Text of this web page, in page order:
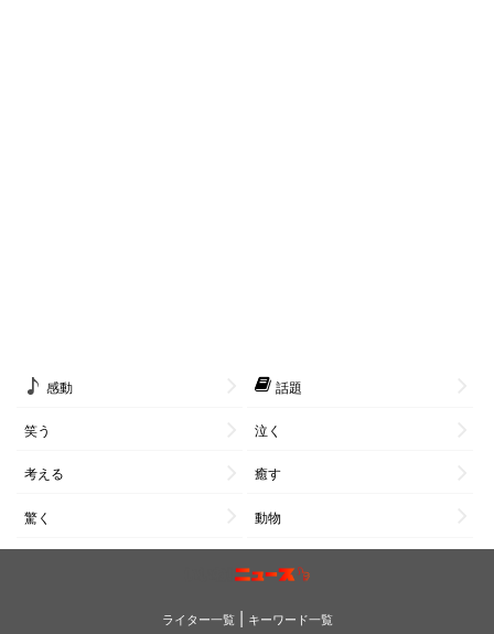
感動 話題
笑う 泣く
考える 癒す
驚く 動物
ライター一覧| キーワード一覧